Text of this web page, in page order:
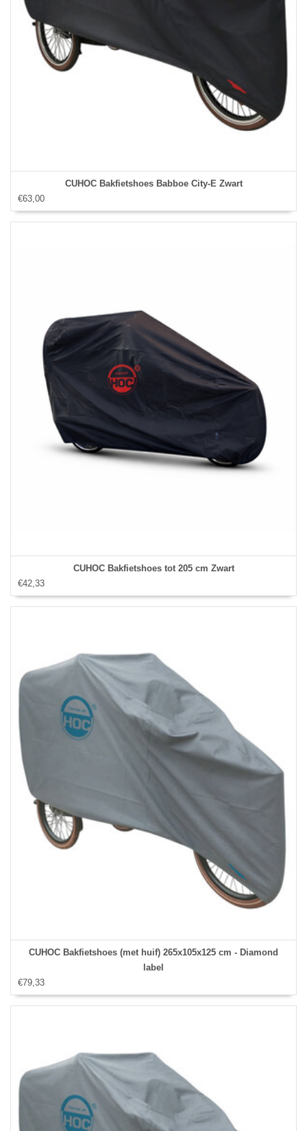
CUHOC Bakfietshoes Babboe City-E Zwart
€63,00
CUHOC Bakfietshoes tot 205 cm Zwart
€42,33
CUHOC Bakfietshoes (met huif) 265x105x125 cm - Diamond
label
€79,33